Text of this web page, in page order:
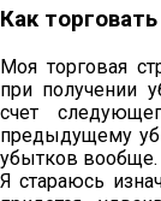
Как
Моя торговая
при получении
счет
предыдущему
убытков вообще.
Я стараюсь